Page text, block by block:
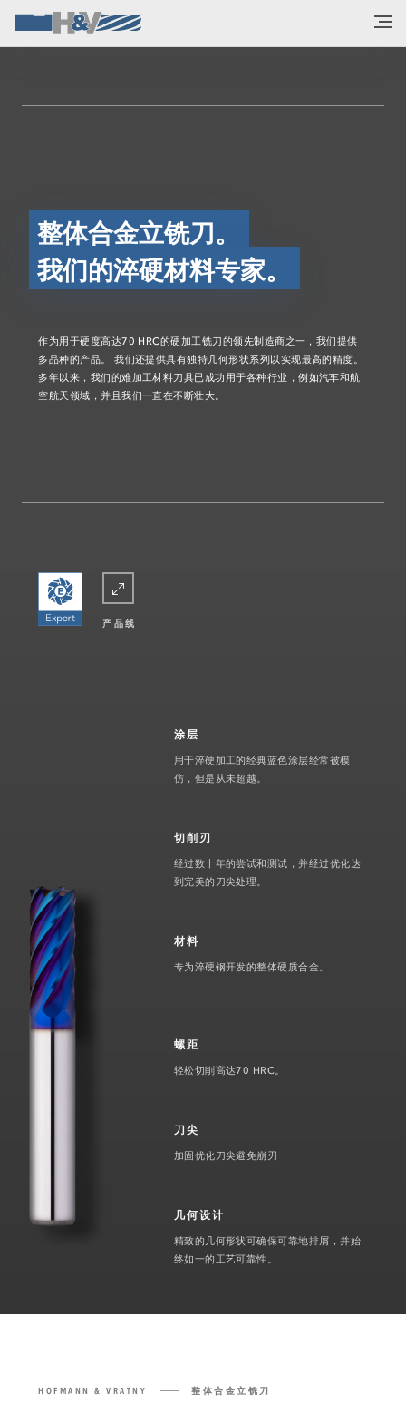
整体合金立铣刀。
我们的淬硬材料专家。
作为用于硬度高达70 HRC的硬加工铣刀的领先制造商之一，我们提供
多品种的产品。 我们还提供具有独特几何形状系列以实现最高的精度。
多年以来，我们的难加工材料刀具已成功用于各种行业，例如汽车和航
空航天领域，并且我们一直在不断壮大。
产品线
涂层
用于淬硬加工的经典蓝色涂层经常被模
仿，但是从未超越。
切削刃
经过数十年的尝试和测试，并经过优化达
到完美的刀尖处理。
材料
专为淬硬钢开发的整体硬质合金。
螺距
轻松切削高达70 HRC。
刀尖
加固优化刀尖避免崩刃
几何设计
精致的几何形状可确保可靠地排屑，并始
终如一的工艺可靠性。
HOFMANN & VRATNY 整体合金立铣刀